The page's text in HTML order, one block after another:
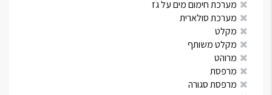
מערכת חימום מים על גז
מערכת סולארית
מקלט
מקלט משותף
מרוהט
מרפסת
מרפסת סגורה